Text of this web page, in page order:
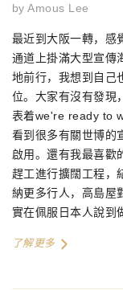
by Amous Lee
最近到大阪一轉，感
通道上掛滿大型宣傳
地前行，我想到自己
位。大家有沒有發現
表着we're ready to
看到很多有關世博的
啟用。還有我最喜歡
趕工進行擴闊工程，
納更多行人，高島屋
實在佩服日本人說到
了解更多